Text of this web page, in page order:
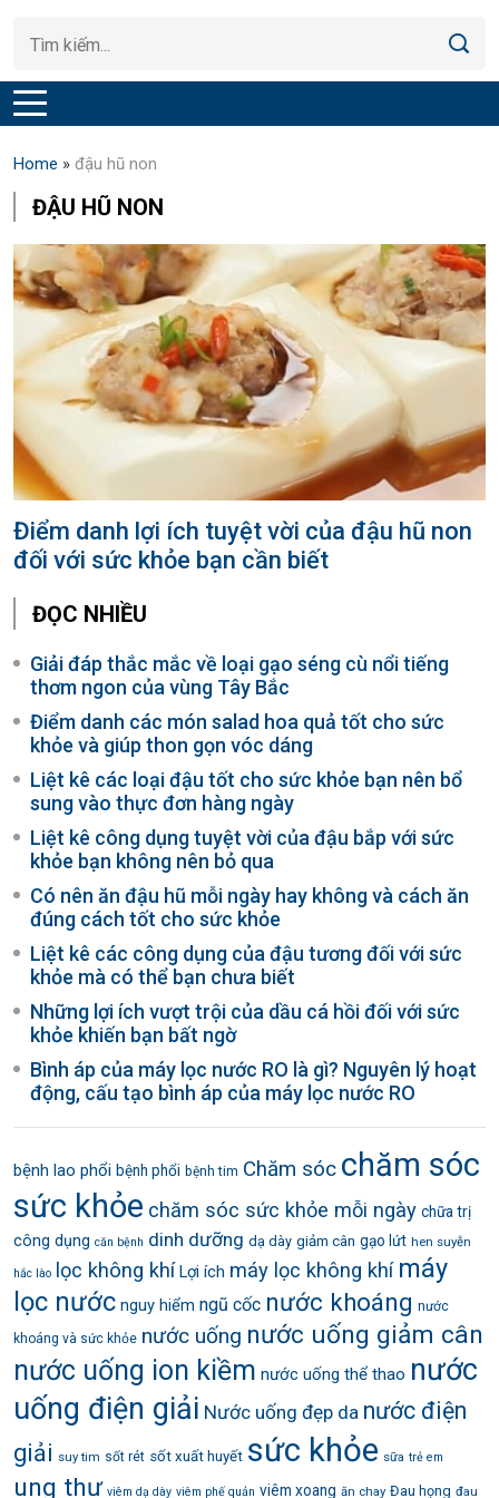
Home » đậu hũ non
ĐẬU HŨ NON
Điểm danh lợi ích tuyệt vời của đậu hũ non
đối với sức khỏe bạn cần biết
ĐỌC NHIỀU
Giải đáp thắc mắc về loại gạo séng cù nổi tiếng
thơm ngon của vùng Tây Bắc
Điểm danh các món salad hoa quả tốt cho sức
khỏe và giúp thon gọn vóc dáng
Liệt kê các loại đậu tốt cho sức khỏe bạn nên bổ
sung vào thực đơn hàng ngày
Liệt kê công dụng tuyệt vời của đậu bắp với sức
khỏe bạn không nên bỏ qua
Có nên ăn đậu hũ mỗi ngày hay không và cách ăn
đúng cách tốt cho sức khỏe
Liệt kê các công dụng của đậu tương đối với sức
khỏe mà có thể bạn chưa biết
Những lợi ích vượt trội của dầu cá hồi đối với sức
khỏe khiến bạn bất ngờ
Bình áp của máy lọc nước RO là gì? Nguyên lý hoạt
động, cấu tạo bình áp của máy lọc nước RO
bệnh lao phổi bệnh phổi bệnh tim Chăm sóc chăm sóc
sức khỏe chăm sóc sức khỏe mỗi ngày chữa trị
công dụng căn bệnh dinh dưỡng dạ dày giảm cân gạo lứt hen suyễn
hắc lào lọc không khí Lợi ích máy lọc không khí máy
lọc nước nguy hiểm ngũ cốc nước khoáng nước
khoáng và sức khỏe nước uống nước uống giảm cân
nước uống ion kiềm nước uống thể thao nước
uống điện giải Nước uống đẹp da nước điện
giải suy tim sốt rét sốt xuất huyết sức khỏe sữa trẻ em
ung thư viêm dạ dày viêm phế quản viêm xoang ăn chay Đau họng đau